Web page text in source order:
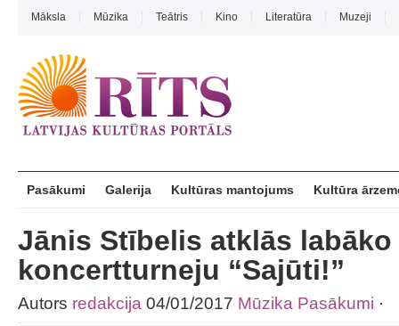
Māksla Mūzika Teātris Kino Literatūra Muzeji
Pasākumi Galerija Kultūras mantojums Kultūra
Jānis Stībelis atklās labāko
koncertturneju “Sajūti!”
Autors redakcija 04/01/2017 Mūzika Pasākumi ·